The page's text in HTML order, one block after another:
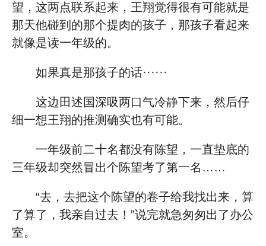
望，这两点联系起来，王翔觉得很有可能就是
那天他碰到的那个提肉的孩子，那孩子看起来
就像是读一年级的。
如果真是那孩子的话······
这边田述国深吸两口气冷静下来，然后仔
细一想王翔的推测确实也有可能。
一年级前二十名都没有陈望，一直垫底的
三年级却突然冒出个陈望考了第一名……
“去，去把这个陈望的卷子给我找出来，算
了算了，我亲自过去！”说完就急匆匆出了办公
室。